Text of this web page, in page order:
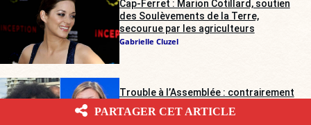
Cap-Ferret : Marion Cotillard, soutien
des Soulèvements de la Terre,
secourue par les agriculteurs
Gabrielle Cluzel
Trouble à l’Assemblée : contrairement
pas poursuivie
PARTAGER CET ARTICLE